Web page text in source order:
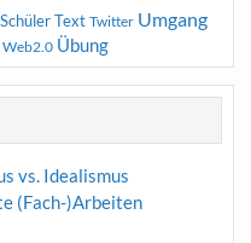
Schüler Text Twitter Umgang
Web2.0 Übung
vs. Idealismus
(Fach-)Arbeiten